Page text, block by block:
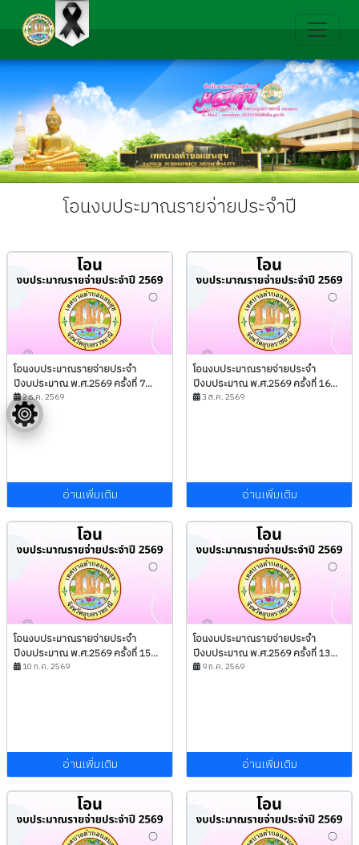
โอนงบประมาณรายจ่ายประจำปี
โอนงบประมาณรายจ่ายประจำ
ปีงบประมาณ พ.ศ.2569 ครั้งที่ 7...
2 ธ.ค. 2569
อ่านเพิ่มเติม
โอนงบประมาณรายจ่ายประจำ
ปีงบประมาณ พ.ศ.2569 ครั้งที่ 16...
3 ส.ค. 2569
อ่านเพิ่มเติม
โอนงบประมาณรายจ่ายประจำ
ปีงบประมาณ พ.ศ.2569 ครั้งที่ 15...
10 ก.ค. 2569
อ่านเพิ่มเติม
โอนงบประมาณรายจ่ายประจำ
ปีงบประมาณ พ.ศ.2569 ครั้งที่ 13...
9 ก.ค. 2569
อ่านเพิ่มเติม